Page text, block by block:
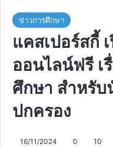
ข่าวการศึกษา
แคสเปอร์สกี้
ออนไลน์ฟรี เ
ศึกษา สำหรับ
ปกครอง
16/11/2024 0 10